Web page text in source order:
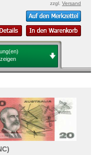
zzgl. Versand